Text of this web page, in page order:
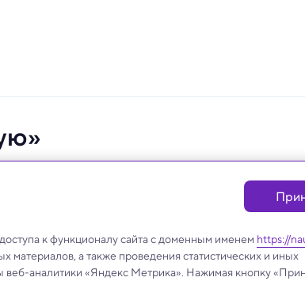
к функционалу сайта с доменным именем https://
материалов, а также проведения статистических и иных
веб-аналитики «Яндекс Метрика». Нажимая кнопку